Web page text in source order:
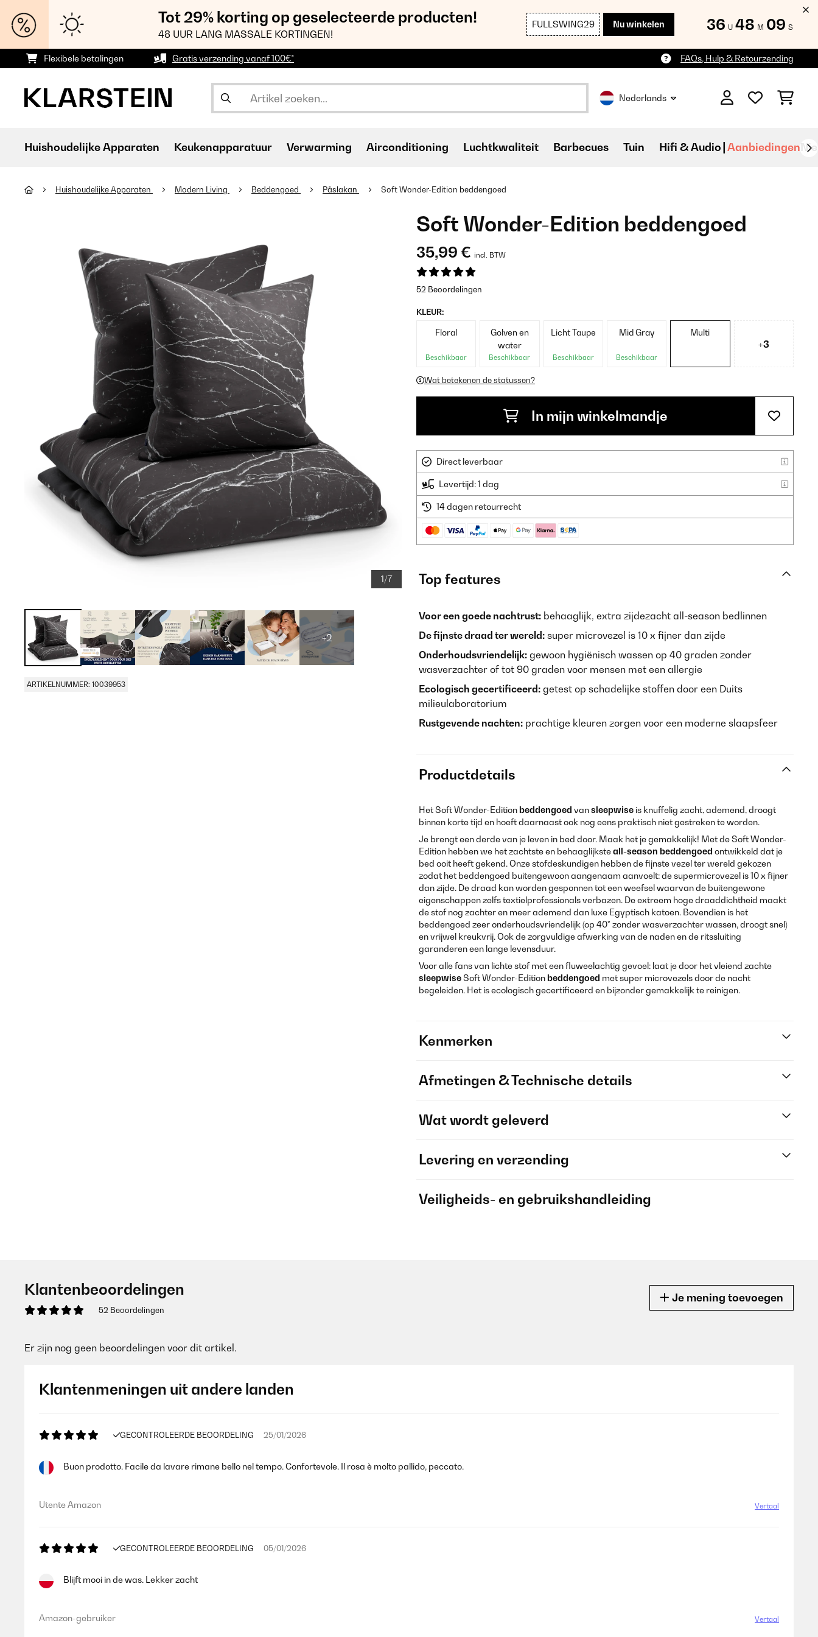
Tot 29% korting op geselecteerde producten!
48 UUR LANG MASSALE KORTINGEN!
FULLSWING29 Nu winkelen 36 U 48 M 08 S
Flexibele betalingen Gratis verzending vanaf 100€* FAQs, Hulp & Retourzending
Nederlands
Huishoudelijke Apparaten Keukenapparatuur Verwarming Airconditioning Luchtkwaliteit Barbecues Tuin Hifi & Audio Aanbiedingen
Huishoudelijke Apparaten Modern Living Beddengoed Påslakan Soft Wonder-Edition beddengoed
1/7
+2
ARTIKELNUMMER: 10039953
Soft Wonder-Edition beddengoed
35,99 € incl. BTW
52 Beoordelingen
KLEUR:
Floral
Beschikbaar
Golven en
water
Beschikbaar
Licht Taupe
Beschikbaar
Mid Gray
Beschikbaar
Multi
+3
Wat betekenen de statussen?
In mijn winkelmandje
Direct leverbaar
Levertijd: 1 dag
14 dagen retourrecht
Top features
Voor een goede nachtrust: behaaglijk, extra zijdezacht all-season bedlinnen
De fijnste draad ter wereld: super microvezel is 10 x fijner dan zijde
Onderhoudsvriendelijk: gewoon hygiënisch wassen op 40 graden zonder
wasverzachter of tot 90 graden voor mensen met een allergie
Ecologisch gecertificeerd: getest op schadelijke stoffen door een Duits
milieulaboratorium
Rustgevende nachten: prachtige kleuren zorgen voor een moderne slaapsfeer
Productdetails
Het Soft Wonder-Edition beddengoed vansleepwise is knuffelig zacht, ademend, droogt
binnen korte tijd en hoeft daarnaast ook nog eens praktisch niet gestreken te worden.
Je brengt een derde van je leven in bed door. Maak het je gemakkelijk! Met de Soft Wonder-
Edition hebben we het zachtste en behaaglijksteall-season beddengoed ontwikkeld dat je
bed ooit heeft gekend. Onze stofdeskundigen hebben de fijnste vezel ter wereld gekozen
zodat het beddengoed buitengewoon aangenaam aanvoelt: de supermicrovezel is 10 x fijner
dan zijde. De draad kan worden gesponnen tot een weefsel waarvan de buitengewone
eigenschappen zelfs textielprofessionals verbazen. De extreem hoge draaddichtheid maakt
de stof nog zachter en meer ademend dan luxe Egyptisch katoen. Bovendien is het
beddengoed zeer onderhoudsvriendelijk (op 40° zonder wasverzachter wassen, droogt snel)
en vrijwel kreukvrij. Ook de zorgvuldige afwerking van de naden en de ritssluiting
garanderen een lange levensduur.
Voor alle fans van lichte stof met een fluweelachtig gevoel: laat je door het vleiend zachte
sleepwiseSoft Wonder-Edition beddengoed met super microvezels door de nacht
begeleiden. Het is ecologisch gecertificeerd en bijzonder gemakkelijk te reinigen.
Kenmerken
Afmetingen & Technische details
Wat wordt geleverd
Levering en verzending
Veiligheids- en gebruikshandleiding
Klantenbeoordelingen
52 Beoordelingen
Je mening toevoegen
Er zijn nog geen beoordelingen voor dit artikel.
Klantenmeningen uit andere landen
GECONTROLEERDE BEOORDELING 25/01/2026
Buon prodotto. Facile da lavare rimane bello nel tempo. Confortevole. Il rosa è molto pallido, peccato.
Utente Amazon Vertaal
GECONTROLEERDE BEOORDELING 05/01/2026
Blijft mooi in de was. Lekker zacht
Amazon-gebruiker Vertaal